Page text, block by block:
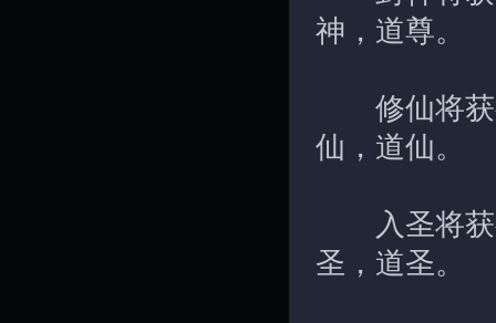
神，道尊。
修仙将获
仙，道仙。
入圣将获
圣，道圣。